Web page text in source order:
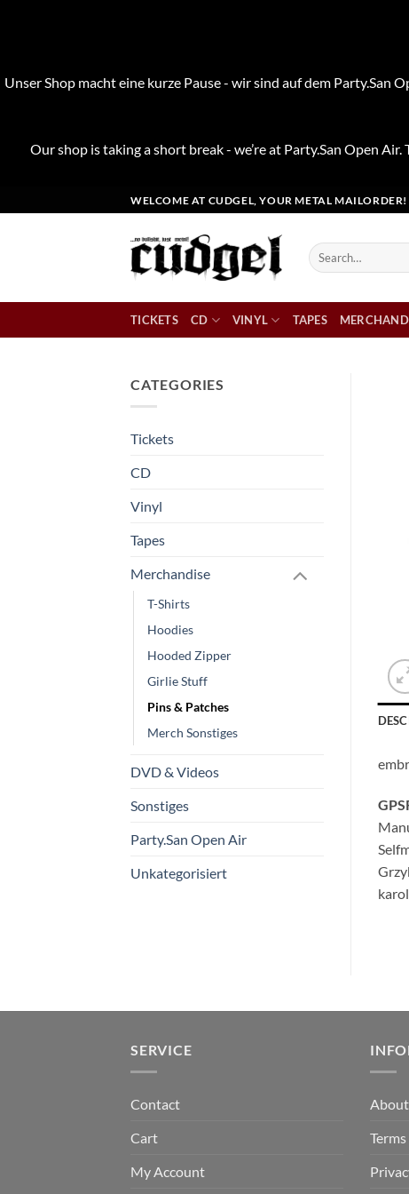
Unser Shop macht eine kurze Pause - wir sind auf dem
Our shop is taking a short break - we’re at Party.San Open
to
WELCOME AT CUDGEL, YOUR METAL MAILORDER!
Search
for:
TICKETS CD VINYL TAPES
CATEGORIES
Tickets
CD
Vinyl
Tapes
Merchandise
T-Shirts
Hoodies
Hooded Zipper
Girlie Stuff
Pins & Patches
Merch Sonstiges
DVD & Videos
Sonstiges
Party.San Open Air
Unkategorisiert
SERVICE
Contact
Cart
My Account